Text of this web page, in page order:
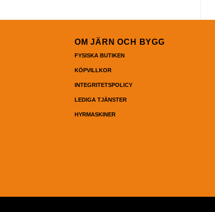
OM JÄRN OCH BYGG
FYSISKA BUTIKEN
KÖPVILLKOR
INTEGRITETSPOLICY
LEDIGA TJÄNSTER
HYRMASKINER